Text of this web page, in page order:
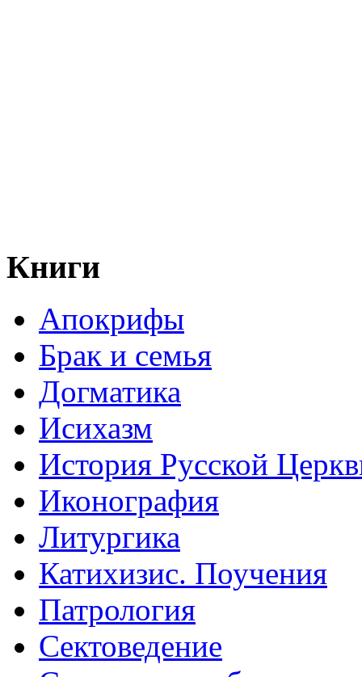
Книги
Апокрифы
Брак и семья
Догматика
Исихазм
История Русской
Иконография
Литургика
Катихизис. Поучения
Патрология
Сектоведение